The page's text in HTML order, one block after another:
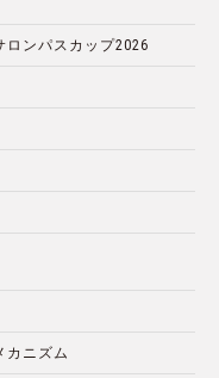
ロンパスカップ2026
カニズム